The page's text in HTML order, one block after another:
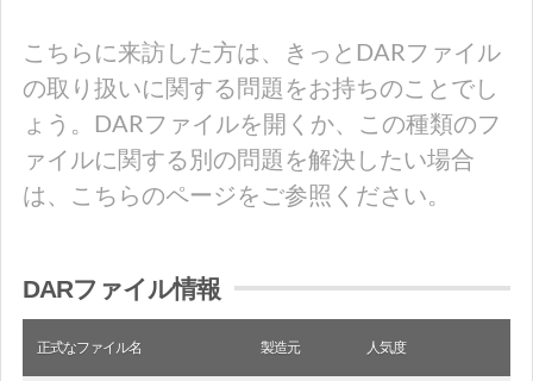
こちらに来訪した方は、きっとDARファイル
の取り扱いに関する問題をお持ちのことでし
ょう。DARファイルを開くか、この種類のフ
ァイルに関する別の問題を解決したい場合
は、こちらのページをご参照ください。
DARファイル情報
正式なファイル名 製造元 人気度